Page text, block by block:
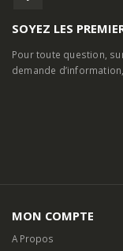
SOYEZ LES
Pour toute question,
demande
MON COMPTE
A Propos